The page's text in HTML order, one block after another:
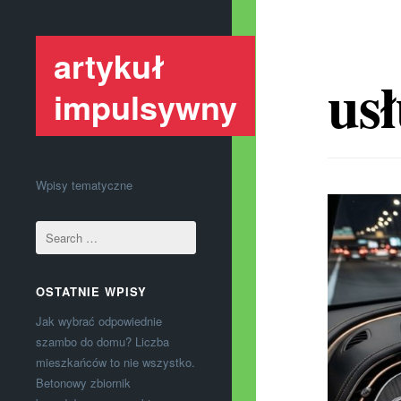
artykuł
impulsywny
Wpisy tematyczne
OSTATNIE WPISY
Jak wybrać odpowiednie
szambo do domu? Liczba
mieszkańców to nie wszystko.
Betonowy zbiornik